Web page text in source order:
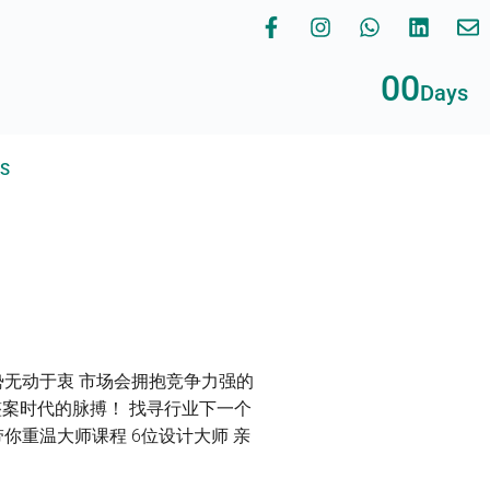
00Days
动于衷 市场会拥抱竞争力强的
时代的脉搏！ 找寻行业下一个
重温大师课程 6位设计大师 亲